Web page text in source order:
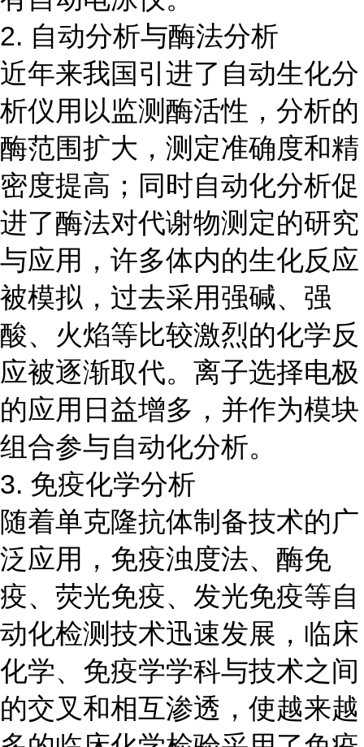
2. 自动分析与酶法分析
近年来我国引进了自动生化分
析仪用以监测酶活性，分析的
酶范围扩大，测定准确度和精
密度提高；同时自动化分析促
进了酶法对代谢物测定的研究
与应用，许多体内的生化反应
被模拟，过去采用强碱、强
酸、火焰等比较激烈的化学反
应被逐渐取代。离子选择电极
的应用日益增多，并作为模块
组合参与自动化分析。
3. 免疫化学分析
随着单克隆抗体制备技术的广
泛应用，免疫浊度法、酶免
疫、荧光免疫、发光免疫等自
动化检测技术迅速发展，临床
化学、免疫学学科与技术之间
的交叉和相互渗透，使越来越